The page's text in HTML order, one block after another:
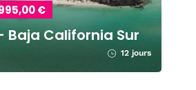
€
Baja California Sur
12 jours